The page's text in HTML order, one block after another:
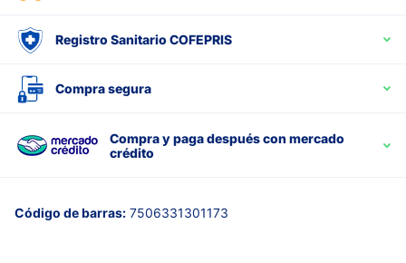
Registro Sanitario COFEPRIS
Compra segura
Compra y paga después con mercado
crédito
Código de barras: 7506331301173